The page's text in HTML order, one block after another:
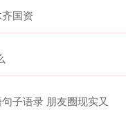
国资
子语录 朋友圈现实又